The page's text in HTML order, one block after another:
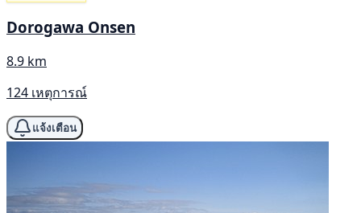
Dorogawa Onsen
8.9 km
124 เหตุการณ์
แจ้งเตือน